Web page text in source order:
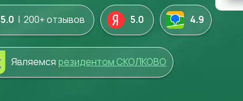
5.0 | 200+ отзывов 5.0 4.9
Являемся резидентом СКОЛКОВО